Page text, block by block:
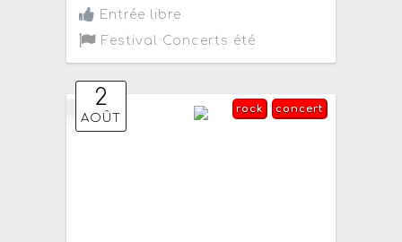
Entrée libre
Festival Concerts été
2
AOÛT
concert
rock